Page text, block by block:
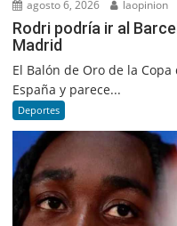
agosto 6, 2026 laopinion
Rodri podría ir al
Madrid
El Balón de Oro de la
España y parece...
Deportes